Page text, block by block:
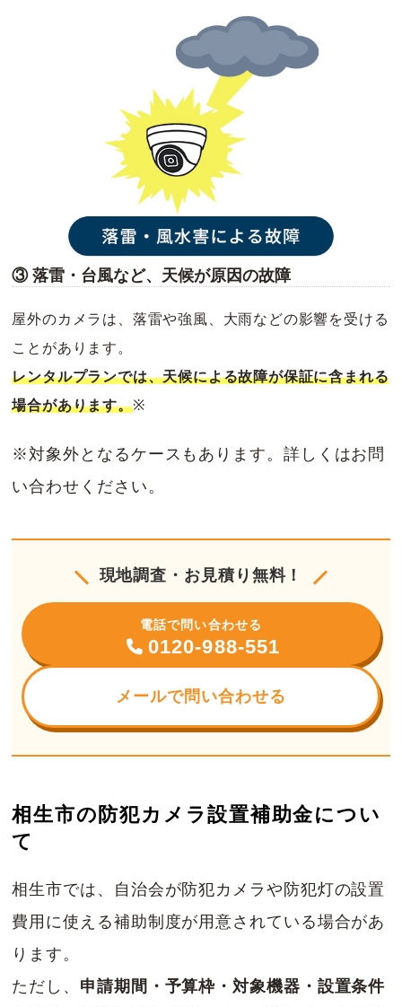
③ 落雷・台風など、天候が原因の故障
屋外のカメラは、落雷や強風、大雨などの影響を受ける
ことがあります。
レンタルプランでは、天候による故障が保証に含まれる
場合があります。※
※対象外となるケースもあります。詳しくはお問
い合わせください。
現地調査・お見積り無料！
電話で問い合わせる
0120-988-551
メールで問い合わせる
相生市の防犯カメラ設置補助金につい
て
相生市では、自治会が防犯カメラや防犯灯の設置
費用に使える補助制度が用意されている場合があ
ります。
ただし、 申請期間・予算枠・対象機器・設置条件